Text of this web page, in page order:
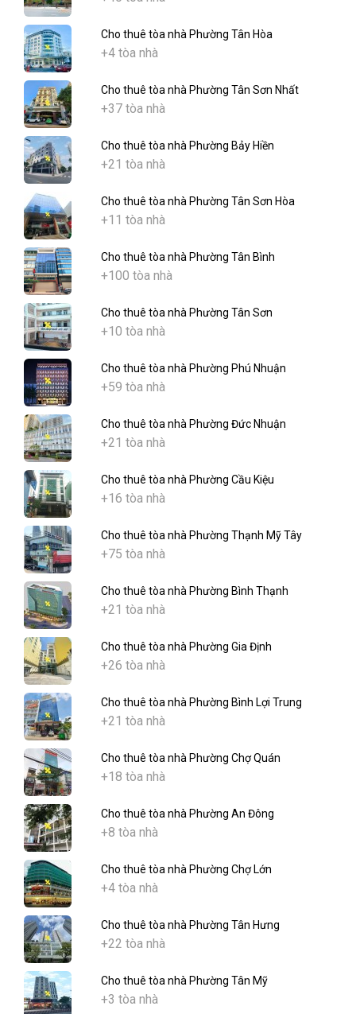
Cho thuê tòa nhà Phường Tân Hòa
+4 tòa nhà
Cho thuê tòa nhà Phường Tân Sơn Nhất
+37 tòa nhà
Cho thuê tòa nhà Phường Bảy Hiền
+21 tòa nhà
Cho thuê tòa nhà Phường Tân Sơn Hòa
+11 tòa nhà
Cho thuê tòa nhà Phường Tân Bình
+100 tòa nhà
Cho thuê tòa nhà Phường Tân Sơn
+10 tòa nhà
Cho thuê tòa nhà Phường Phú Nhuận
+59 tòa nhà
Cho thuê tòa nhà Phường Đức Nhuận
+21 tòa nhà
Cho thuê tòa nhà Phường Cầu Kiệu
+16 tòa nhà
Cho thuê tòa nhà Phường Thạnh Mỹ Tây
+75 tòa nhà
Cho thuê tòa nhà Phường Bình Thạnh
+21 tòa nhà
Cho thuê tòa nhà Phường Gia Định
+26 tòa nhà
Cho thuê tòa nhà Phường Bình Lợi Trung
+21 tòa nhà
Cho thuê tòa nhà Phường Chợ Quán
+18 tòa nhà
Cho thuê tòa nhà Phường An Đông
+8 tòa nhà
Cho thuê tòa nhà Phường Chợ Lớn
+4 tòa nhà
Cho thuê tòa nhà Phường Tân Hưng
+22 tòa nhà
Cho thuê tòa nhà Phường Tân Mỹ
+3 tòa nhà